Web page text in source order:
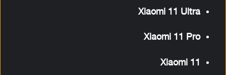
Xiaomi 11 Ultra
Xiaomi 11 Pro
Xiaomi 11